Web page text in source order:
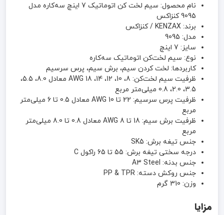
نام محصول: سیم لخت کن اتوماتیک 7 اینچ سه‌کاره مدل
9095 کنزاکس
برند: KENZAX / کنزاکس
مدل: 9095
سایز: 7 اینچ
نوع: سیم لخت‌کن اتوماتیک سه‌کاره
کاربردها: لخت کردن سیم، برش سیم، پرس سرسیم
ظرفیت سیم لخت‌کن: 8، 10، 12، 14، 18 AWG معادل 8.0، 5.5،
3.5، 2.0، 0.8 میلی‌متر مربع
ظرفیت پرس سرسیم: 22 تا 10 AWG معادل 0.5 تا 6 میلی‌متر
مربع
ظرفیت برش سیم: 18 تا 8 AWG معادل 0.8 تا 8.0 میلی‌متر
مربع
جنس تیغه برش: SK5
درجه سختی تیغه برش: 55 تا 65 راکول C
جنس بدنه: A3 Steel
جنس روکش دسته: PP & TPR
وزن: 310 گرم
مزایا